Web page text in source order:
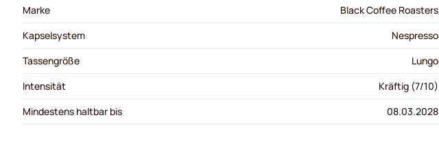
Marke
Black Coffee Roasters
Kapselsystem
Nespresso
Tassengröße
Lungo
Intensität
Kräftig (7/10)
Mindestens haltbar bis
08.03.2028